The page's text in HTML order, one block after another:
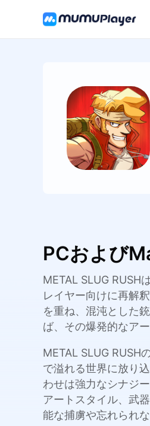
PCおよび
METAL SLUG RUSH
レイヤー向けに再解
を重ね、混沌とした
ば、その爆発的なア
METAL SLUG RUSH
で溢れる世界に放り
わせは強力なシナジ
アートスタイル、武
能な捕虜や忘れられ